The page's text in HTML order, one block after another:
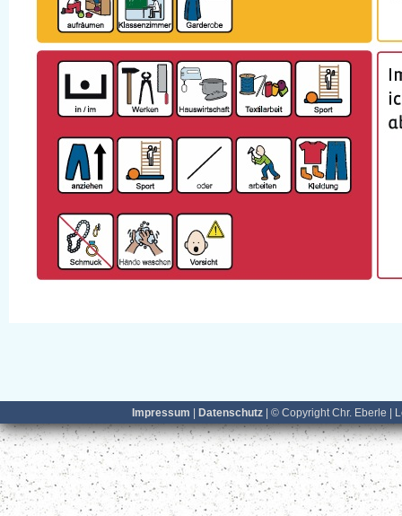
Impressum Datenschutz | © Copyright Chr. Eberle |